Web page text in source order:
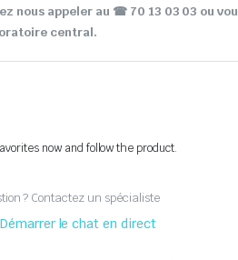
nous appeler au ☎ 70 13 03 03 ou
central.
now and follow the product.
? Contactez un spécialiste
Démarrer le chat en direct